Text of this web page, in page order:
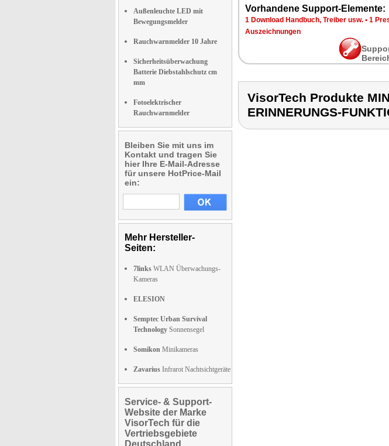
Außenleuchte LED mit
Bewegungsmelder
Rauchwarnmelder 10 Jahre
Sicherheitsüberwachung
Batterie Diebstahlschutz cm
mm
Fotoelektrischer
Rauchwarnmelder
Bleiben Sie mit uns im
Kontakt und tragen Sie
hier Ihre E-Mail-Adresse
für unsere HotPrice-Mail
ein:
Mehr Hersteller-
Seiten:
7links WLAN Überwachungs-
Kameras
ELESION
Semptec Urban Survival
Technology Sonnensegel
Somikon Minikameras
Zavarius Infrarot Nachtsichtgeräte
Service- & Support-
Website der Marke
VisorTech für die
Vertriebsgebiete
Deutschland,
Vorhandene Support-Elemente:
1 Download Handbuch, Treiber usw. • 1
Auszeichnungen
VisorTech Produkte
ERINNERUNGS-